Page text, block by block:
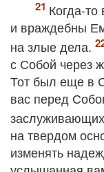
Когда-
и враждебны
на злые дела.
с Собой через
Тот был еще в
вас перед
на твердом
изменять